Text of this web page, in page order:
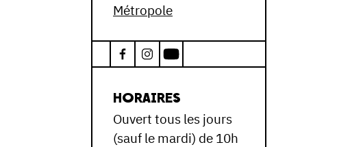
Métropole
HORAIRES
Ouvert tous les jours
(sauf le mardi) de 10h